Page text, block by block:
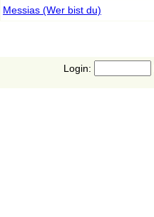
Messias (Wer bist du)
Login: